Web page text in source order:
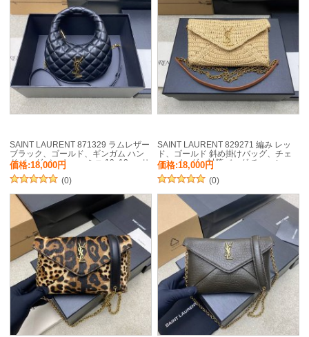
SAINT LAURENT 871329 ラムレザー
ブラック、ゴールド、ギンガム ハン
ドバッグ ベッキー、ミニ 19x12cm サ
イズ:19x12cm
価格:18,000円
(0)
SAINT LAURENT 829271 編み レッ
ド、ゴールド 斜め掛けバッグ、チェ
ーンバッグ、封筒バッグ チェーン、
封筒、カリプソ、ミニ 19x12cm サイ
ズ:19x12cm
価格:18,000円
(0)